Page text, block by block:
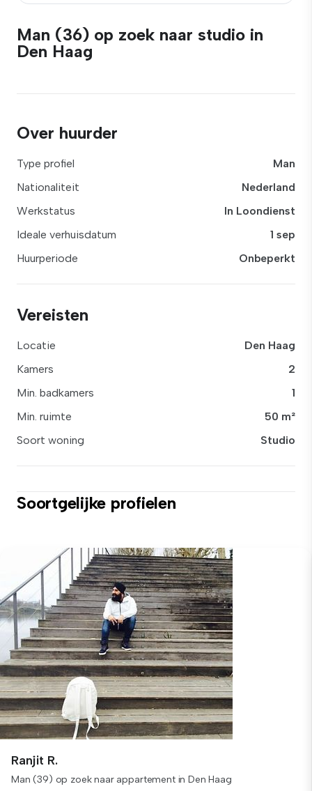
Man (36) op zoek naar studio in
Den Haag
Over huurder
Type profiel
Man
Nationaliteit
Nederland
Werkstatus
In Loondienst
Ideale verhuisdatum
1 sep
Huurperiode
Onbeperkt
Vereisten
Locatie
Den Haag
Kamers
2
Min. badkamers
1
Min. ruimte
50 m²
Soort woning
Studio
Soortgelijke profielen
Ranjit R.
Man (39) op zoek naar appartement in Den Haag